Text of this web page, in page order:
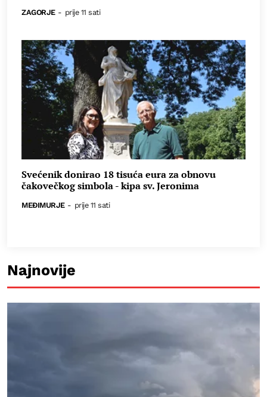
ZAGORJE - prije 11 sati
Svećenik donirao 18 tisuća eura za obnovu
čakovečkog simbola - kipa sv. Jeronima
MEĐIMURJE - prije 11 sati
Najnovije